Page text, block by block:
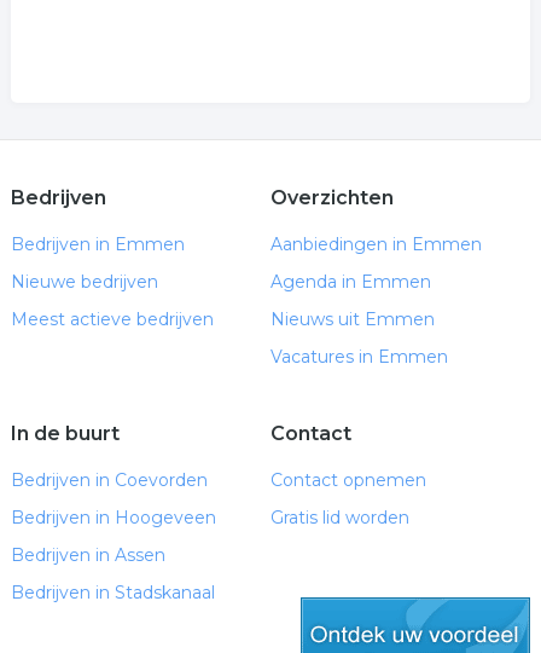
Bedrijven
Bedrijven in Emmen
Nieuwe bedrijven
Meest actieve bedrijven
Overzichten
Aanbiedingen in Emmen
Agenda in Emmen
Nieuws uit Emmen
Vacatures in Emmen
In de buurt
Bedrijven in Coevorden
Bedrijven in Hoogeveen
Bedrijven in Assen
Bedrijven in Stadskanaal
Contact
Contact opnemen
Gratis lid worden